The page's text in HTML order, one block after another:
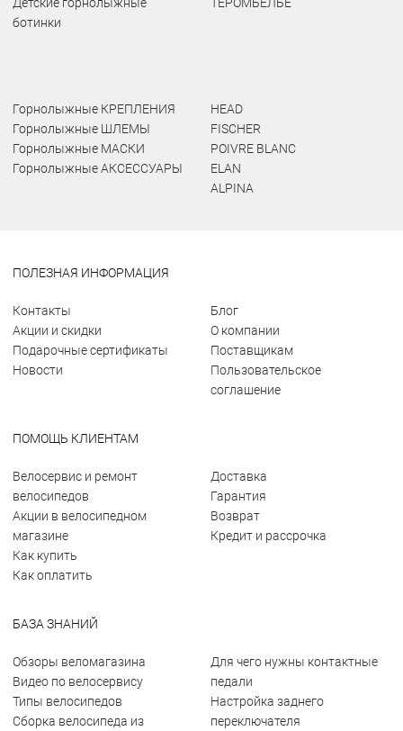
ботинки
Горнолыжные КРЕПЛЕНИЯ
Горнолыжные ШЛЕМЫ
Горнолыжные МАСКИ
Горнолыжные АКСЕССУАРЫ
HEAD
FISCHER
POIVRE BLANC
ELAN
ALPINA
ПОЛЕЗНАЯ ИНФОРМАЦИЯ
Контакты
Акции и скидки
Подарочные сертификаты
Новости
Блог
О компании
Поставщикам
Пользовательское
соглашение
ПОМОЩЬ КЛИЕНТАМ
Велосервис и ремонт
велосипедов
Акции в велосипедном
магазине
Как купить
Как оплатить
Доставка
Гарантия
Возврат
Кредит и рассрочка
БАЗА ЗНАНИЙ
Обзоры веломагазина
Видео по велосервису
Типы велосипедов
Сборка велосипеда из
Для чего нужны контактные
педали
Настройка заднего
переключателя